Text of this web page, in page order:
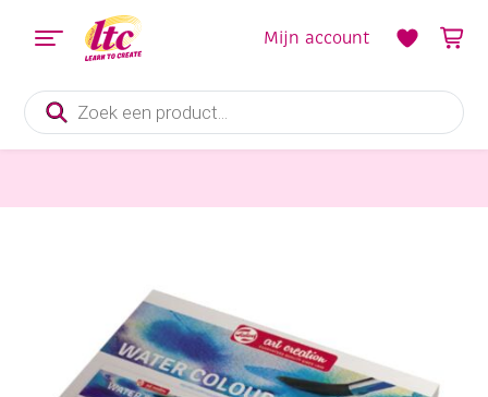
Producten
zoeken
Mijn account